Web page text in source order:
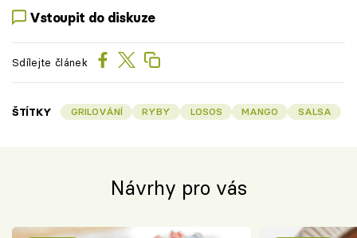
Vstoupit do diskuze
Sdílejte článek
ŠTÍTKY GRILOVÁNÍ RYBY LOSOS MANGO SALSA
Návrhy pro vás